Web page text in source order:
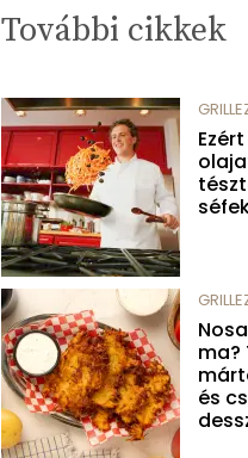
További cikkek
ma?
és